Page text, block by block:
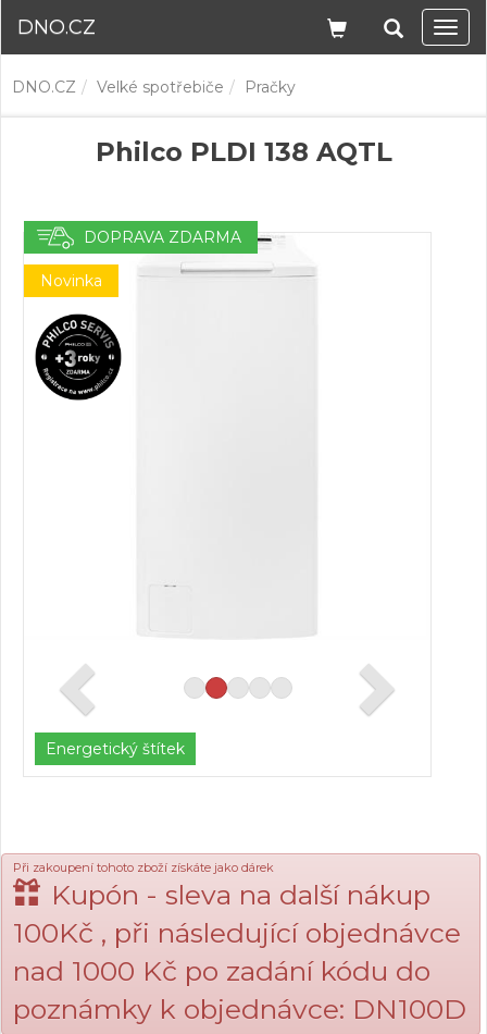
DNO.CZ
DNO.CZ Velké spotřebiče Pračky
Philco PLDI 138 AQTL
DOPRAVA ZDARMA
Novinka
Energetický štítek
Při zakoupení tohoto zboží získáte jako dárek
Kupón - sleva na další nákup
100Kč , při následující objednávce
nad 1000 Kč po zadání kódu do
poznámky k objednávce: DN100D